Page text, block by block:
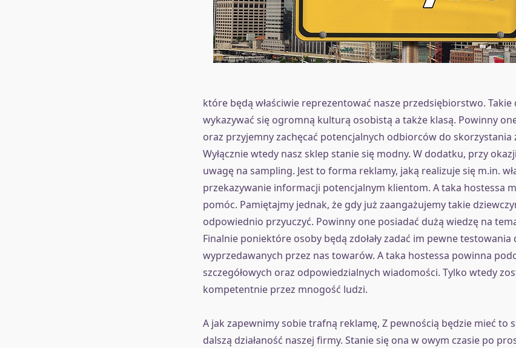
które będą właściwie reprezentować nasze przedsiębiorstwo.
wykazywać się ogromną kulturą osobistą a także klasą. Powinny
oraz przyjemny zachęcać potencjalnych odbiorców do skorzystania
Wyłącznie wtedy nasz sklep stanie się modny. W dodatku, przy
uwagę na sampling. Jest to forma reklamy, jaką realizuje się m.in.
przekazywanie informacji potencjalnym klientom. A taka hostessa
pomóc. Pamiętajmy jednak, że gdy już zaangażujemy takie
odpowiednio przyuczyć. Powinny one posiadać dużą wiedzę na
Finalnie poniektóre osoby będą zdołały zadać im pewne testowania
wyprzedawanych przez nas towarów. A taka hostessa powinna
szczegółowych oraz odpowiedzialnych wiadomości. Tylko wtedy
kompetentnie przez mnogość ludzi.
A jak zapewnimy sobie trafną reklamę, Z pewnością będzie mieć to
dalszą działaność naszej firmy. Stanie się ona w owym czasie po